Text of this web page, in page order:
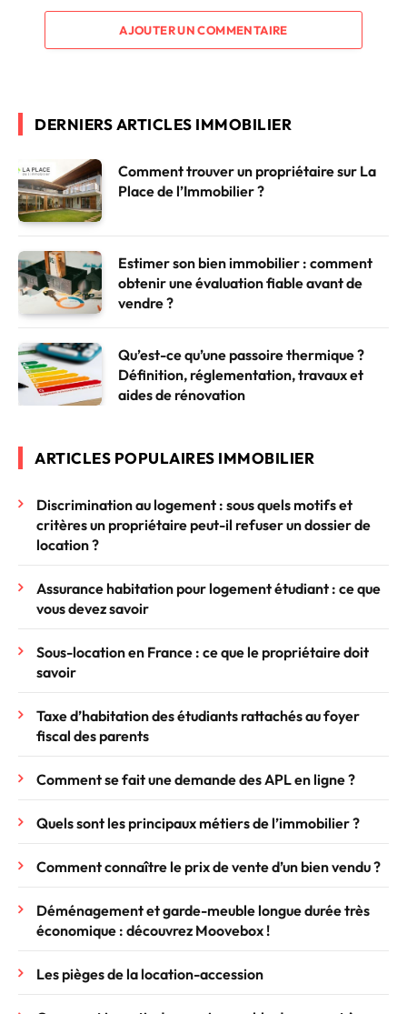
AJOUTER UN COMMENTAIRE
DERNIERS ARTICLES IMMOBILIER
Comment trouver un propriétaire sur La
Place de l’Immobilier ?
Estimer son bien immobilier : comment
obtenir une évaluation fiable avant de
vendre ?
Qu’est-ce qu’une passoire thermique ?
Définition, réglementation, travaux et
aides de rénovation
ARTICLES POPULAIRES IMMOBILIER
Discrimination au logement : sous quels motifs et
critères un propriétaire peut-il refuser un dossier de
location ?
Assurance habitation pour logement étudiant : ce que
vous devez savoir
Sous-location en France : ce que le propriétaire doit
savoir
Taxe d’habitation des étudiants rattachés au foyer
fiscal des parents
Comment se fait une demande des APL en ligne ?
Quels sont les principaux métiers de l’immobilier ?
Comment connaître le prix de vente d’un bien vendu ?
Déménagement et garde-meuble longue durée très
économique : découvrez Moovebox !
Les pièges de la location-accession